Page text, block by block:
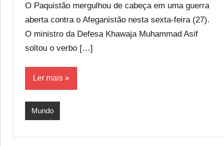
O Paquistão mergulhou de cabeça em uma guerra
aberta contra o Afeganistão nesta sexta-feira (27).
O ministro da Defesa Khawaja Muhammad Asif
soltou o verbo […]
Ler mais
Mundo